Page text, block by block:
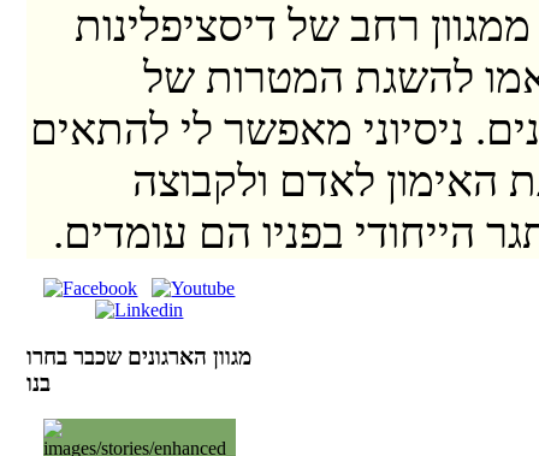
רחב של דיסציפלינות
להשגת המטרות של
ניסיוני מאפשר לי להתאים
האימון לאדם ולקבוצה
הייחודי בפניו הם עומדים.
מגוון הארגונים שכבר בחרו
בנו